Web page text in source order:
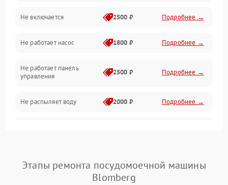
Нагрев
Вода
Гигиена
Программное обеспечение
Не включается 2500 ₽ Подробнее →
Не работает насос 1800 ₽ Подробнее →
Не работает панель
управления
2500 ₽ Подробнее →
Не распыляет воду 2000 ₽ Подробнее →
Проблемы с набором
воды
1800 ₽ Подробнее →
Этапы ремонта посудомоечной машины
Blomberg